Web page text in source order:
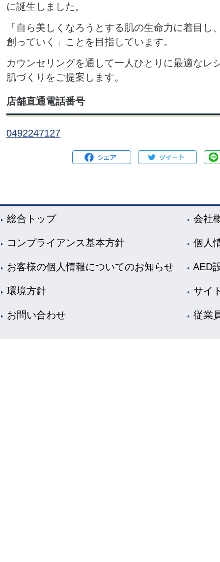
に誕生しました。
「自ら美しくなろうとする肌の生命力に着目し
創っていく」ことを目指しています。
カウンセリングを通して一人ひとりに最適なレ
肌づくりをご提案します。
店舗直通電話番号
0492247127
総合トップ 会社
コンプライアンス基本方針 個人
お客様の個人情報についてのお知らせ AED
環境方針 サイ
お問い合わせ 従業